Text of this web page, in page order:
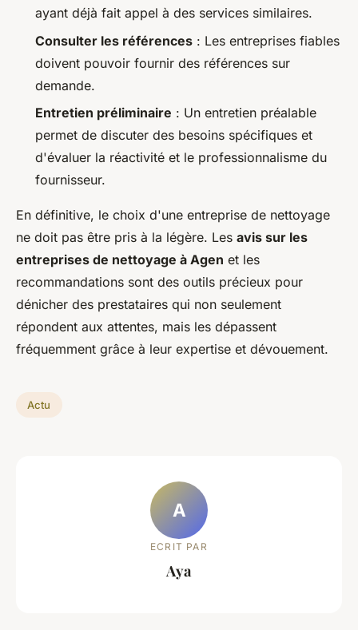
ayant déjà fait appel à des services similaires.
Consulter les références : Les entreprises fiables
doivent pouvoir fournir des références sur
demande.
Entretien préliminaire : Un entretien préalable
permet de discuter des besoins spécifiques et
d'évaluer la réactivité et le professionnalisme du
fournisseur.
En définitive, le choix d'une entreprise de nettoyage
ne doit pas être pris à la légère. Les avis sur les
entreprises de nettoyage à Agen et les
recommandations sont des outils précieux pour
dénicher des prestataires qui non seulement
répondent aux attentes, mais les dépassent
fréquemment grâce à leur expertise et dévouement.
Actu
A
ECRIT PAR
Aya